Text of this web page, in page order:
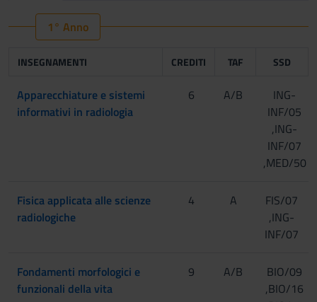
1° Anno
INSEGNAMENTI CREDITI TAF SSD
Apparecchiature e sistemi
informativi in radiologia
6 A/B
ING-
INF/05
,ING-
INF/07
,MED/50
Fisica applicata alle scienze
radiologiche
4 A
FIS/07
,ING-
INF/07
Fondamenti morfologici e
funzionali della vita
9 A/B
BIO/09
,BIO/16